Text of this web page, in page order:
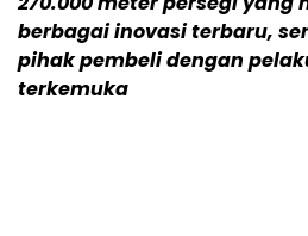
berbagai inovasi terbaru,
pihak pembeli dengan
terkemuka